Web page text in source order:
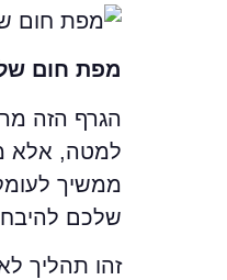
מפת חום
הגרף הזה
למטה, אלא
ממשיך
שלכם
זהו תהליך